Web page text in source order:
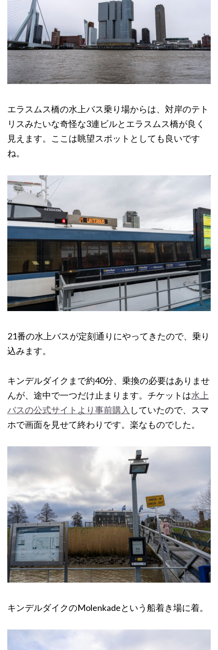
エラスムス橋の水上バス乗り場からは、対岸のテト
リスみたいな奇怪な3連ビルとエラスムス橋が良く
見えます。ここは眺望スポットとしても良いです
ね。
21番の水上バスが定刻通りにやってきたので、乗り
込みます。
キンデルダイクまで約40分、乗換の必要はありませ
んが、途中で一つだけ止まります。チケットは水上
バスの公式サイトより事前購入 していたので、スマ
ホで画面を見せて終わりです。楽なものでした。
キンデルダイクのMolenkadeという船着き場に着。